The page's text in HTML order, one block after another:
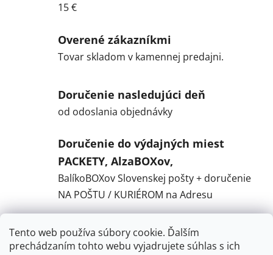
Tento web používa súbory cookie. Ďalším
prechádzaním tohto webu vyjadrujete súhlas s ich
15 €
Overené zákazníkmi
Tovar skladom v kamennej predajni.
Doručenie nasledujúci deň
od odoslania objednávky
Doručenie do výdajných miest
PACKETY, AlzaBOXov,
BalíkoBOXov Slovenskej pošty + doručenie
NA POŠTU / KURIÉROM na Adresu
Popis